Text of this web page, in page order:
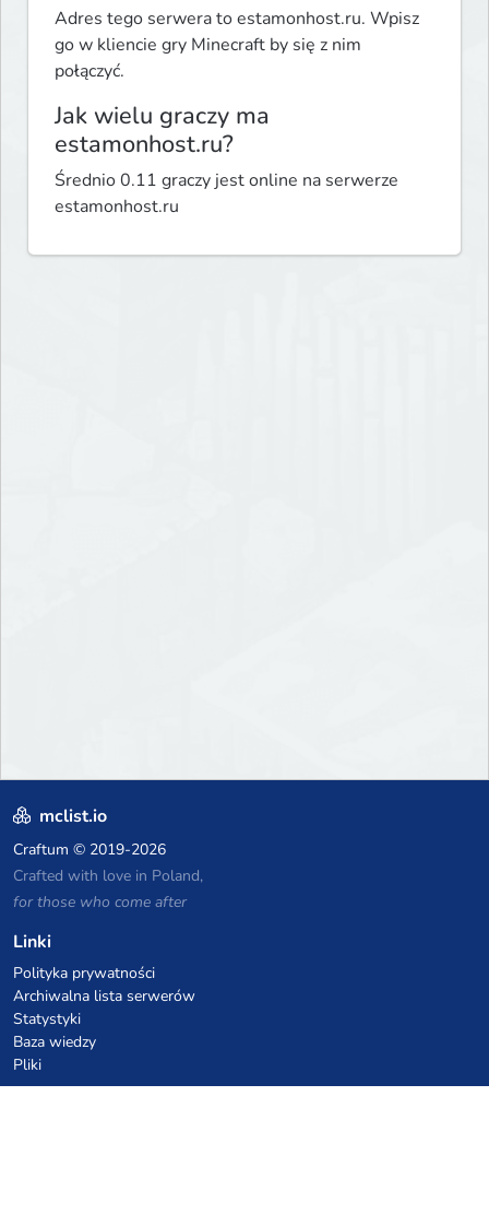
Adres tego serwera to estamonhost.ru. Wpisz
go w kliencie gry Minecraft by się z nim
połączyć.
Jak wielu graczy ma
estamonhost.ru?
Średnio 0.11 graczy jest online na serwerze
estamonhost.ru
mclist.io
Craftum © 2019-2026
Crafted with love in Poland,
for those who come after
Linki
Polityka prywatności
Archiwalna lista serwerów
Statystyki
Baza wiedzy
Pliki